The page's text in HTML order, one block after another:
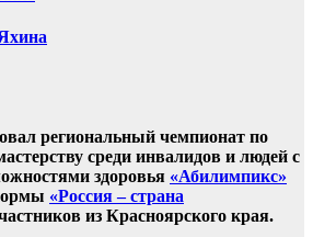
региональный чемпионат по
среди инвалидов и людей с
здоровья «Абилимпикс»
«Россия – страна
из Красноярского края.